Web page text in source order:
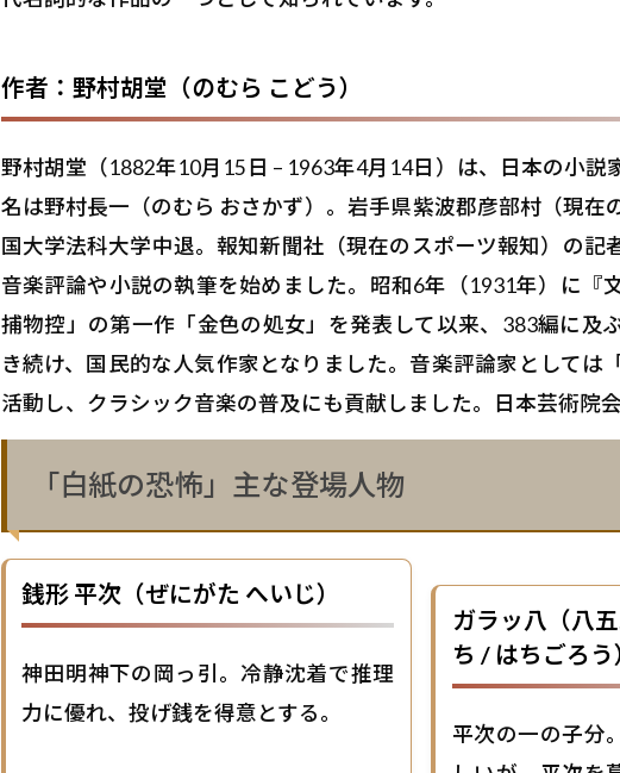
作者：野村胡堂（のむら こどう）
野村胡堂（1882年10月15日 – 1963年4月14日）は、日本の小説
名は野村長一（のむら おさかず）。岩手県紫波郡彦部村（現在
国大学法科大学中退。報知新聞社（現在のスポーツ報知）の記
音楽評論や小説の執筆を始めました。昭和6年（1931年）に『
捕物控」の第一作「金色の処女」を発表して以来、383編に及
き続け、国民的な人気作家となりました。音楽評論家としては
活動し、クラシック音楽の普及にも貢献しました。日本芸術院会
「白紙の恐怖」主な登場人物
銭形 平次（ぜにがた へいじ）
神田明神下の岡っ引。冷静沈着で推理
力に優れ、投げ銭を得意とする。
ガラッ八（八
ち / はちごろう
平次の一の子分